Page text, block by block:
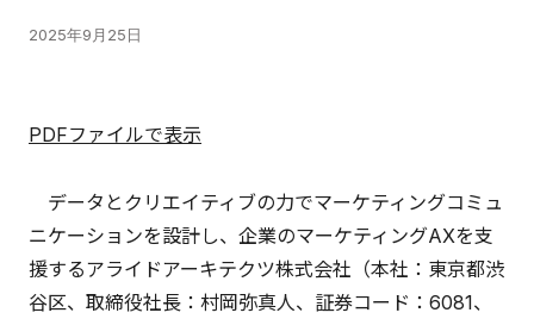
2025年9月25日
PDFファイルで表示
データとクリエイティブの力でマーケティングコミュ
ニケーションを設計し、企業のマーケティングAXを支
援するアライドアーキテクツ株式会社（本社：東京都渋
谷区、取締役社長：村岡弥真人、証券コード：6081、